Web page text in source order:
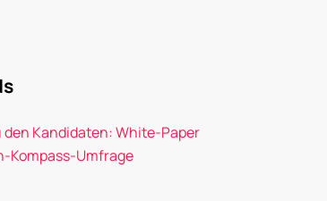
den Kandidaten: White-Paper
Kompass-Umfrage